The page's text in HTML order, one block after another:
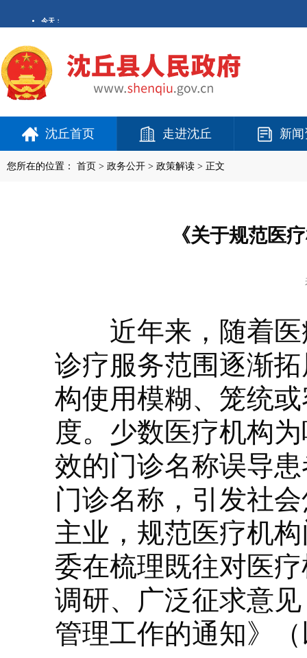
沈丘首页 走进沈丘 新
您所在的位置： 首页 > 政务公开 > 政策解读 > 正文
《关于规范医
近年来，随着医
诊疗服务范围逐渐
构使用模糊、笼统
度。少数医疗机构
效的门诊名称误导
门诊名称，引发社
主业，规范医疗机
委在梳理既往对医
调研、广泛征求意
管理工作的通知》